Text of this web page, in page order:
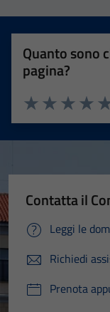
Quanto sono
pagina?
Valuta 3
Valuta 2
Valuta 1 stelle su
Contatta il
Leggi le
Richiedi
Prenota